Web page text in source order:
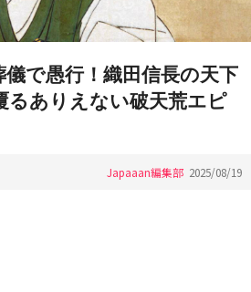
で愚行！織田信長の天下
るありえない破天荒エピ
Japaaan編集部 2025/08/19